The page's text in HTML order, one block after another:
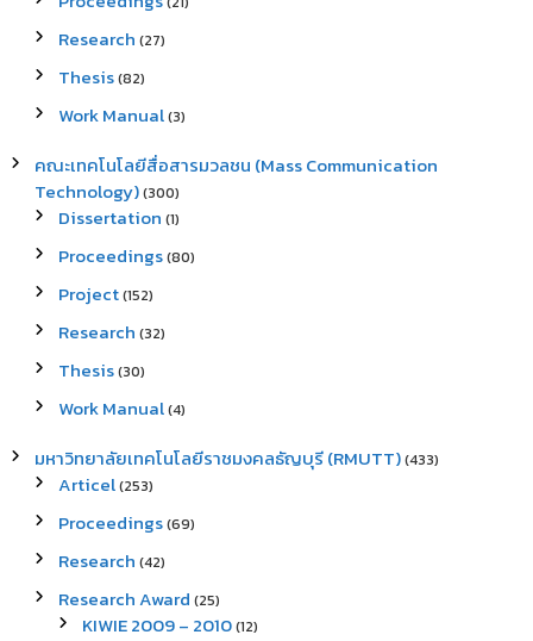
Research (27)
Thesis(82)
Work Manual(3)
คณะเทคโนโลยีสื่อสารมวลชน (Mass Communication
Technology)(300)
Dissertation (1)
Proceedings(80)
Project(152)
Research (32)
Thesis(30)
Work Manual(4)
มหาวิทยาลัยเทคโนโลยีราชมงคลธัญบุรี (RMUTT)(433)
Articel(253)
Proceedings(69)
Research (42)
Research Award (25)
KIWIE 2009 – 2010(12)